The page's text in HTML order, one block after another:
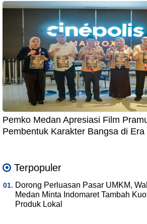
Pemko Medan Apresiasi Film
Pembentuk Karakter Bangsa di Era
Terpopuler
Dorong Perluasan Pasar UMKM,
Medan Minta Indomaret Tambah
Produk Lokal